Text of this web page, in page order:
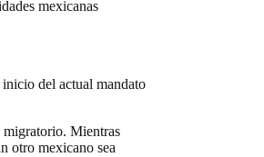
mexicanas
del actual mandato
migratorio. Mientras
otro mexicano sea